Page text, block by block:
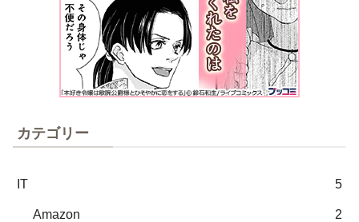
カテゴリー
IT 5
Amazon 2